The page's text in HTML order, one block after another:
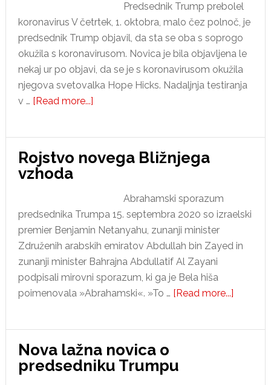
zafrkavajte
se
z
nami!«
Predsednik Trump prebolel
koronavirus V četrtek, 1. oktobra, malo čez polnoč, je
predsednik Trump objavil, da sta se oba s soprogo
okužila s koronavirusom. Novica je bila objavljena le
nekaj ur po objavi, da se je s koronavirusom okužila
njegova svetovalka Hope Hicks. Nadaljnja testiranja
v … [Read more...]about
koronavirus
Rojstvo novega Bližnjega
vzhoda
Abrahamski sporazum
predsednika Trumpa 15. septembra 2020 so izraelski
premier Benjamin Netanyahu, zunanji minister
Združenih arabskih emiratov Abdullah bin Zayed in
zunanji minister Bahrajna Abdullatif Al Zayani
podpisali mirovni sporazum, ki ga je Bela hiša
poimenovala »Abrahamski«. »To … [Read more...]about
Nova lažna novica o
predsedniku Trumpu